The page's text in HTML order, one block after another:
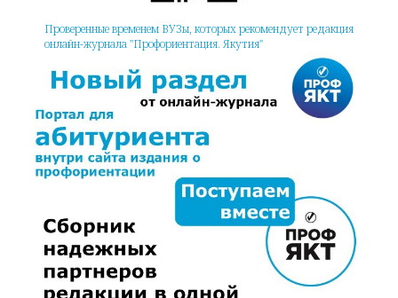
Проверенные временем ВУЗы, которых рекомендует редакция
онлайн-журнала "Профориентация. Якутия"